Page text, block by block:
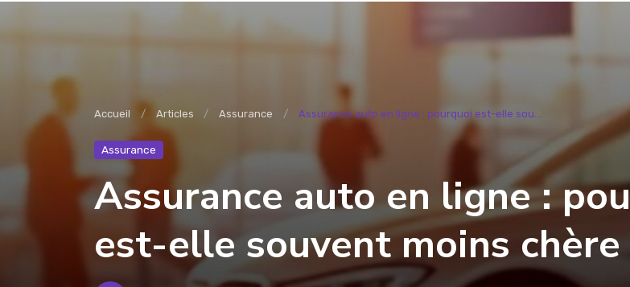
Accueil Articles Assurance Assurance auto en ligne : pourquoi est-elle sou...
Assurance
Assurance auto en ligne :
est-elle souvent moins chère